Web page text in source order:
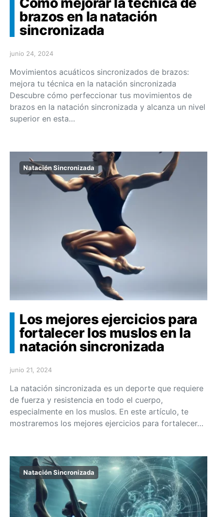
brazos en la natación
sincronizada
junio 24, 2024
Movimientos acuáticos sincronizados de brazos:
mejora tu técnica en la natación sincronizada
Descubre cómo perfeccionar tus movimientos de
brazos en la natación sincronizada y alcanza un nivel
superior en esta…
Natación Sincronizada
Los mejores ejercicios para
fortalecer los muslos en la
natación sincronizada
junio 21, 2024
La natación sincronizada es un deporte que requiere
de fuerza y resistencia en todo el cuerpo,
especialmente en los muslos. En este artículo, te
mostraremos los mejores ejercicios para fortalecer…
Natación Sincronizada